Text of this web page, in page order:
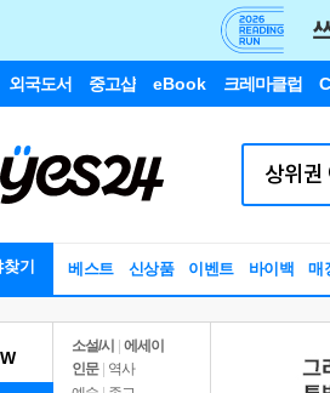
외국도서 중고샵 eBook 크레마클럽
기 베스트 신상품 이벤트 바이백 매
소설/시
에세이
인문
역사